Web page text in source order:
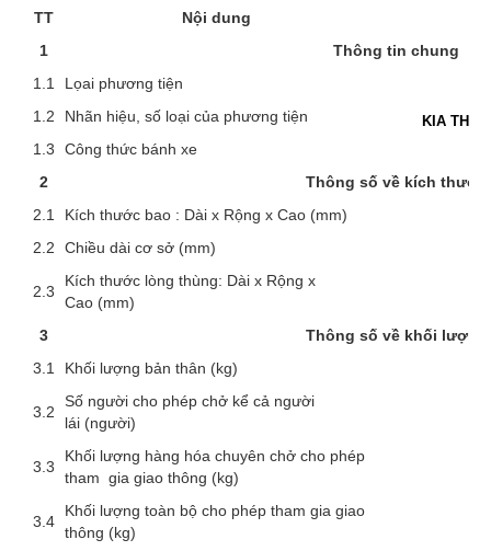
TT
Nội dung
1
Thông tin chung
1.1
Lọai phương tiện
1.2
Nhãn hiệu, số loại của phương tiện KIA
1.3
Công thức bánh xe
2
Thông số về kích thước
2.1
Kích thước bao : Dài x Rộng x Cao (mm)
2.2 Chiều dài cơ sở (mm)
2.3
Kích thước lòng thùng: Dài x Rộng x
Cao (mm)
3 Thông số về khối lượng
3.1
Khối lượng bản thân (kg)
3.2
Số người cho phép chở kể cả người
lái (người)
3.3
Khối lượng hàng hóa chuyên chở cho phép
tham gia giao thông (kg)
3.4
Khối lượng toàn bộ cho phép tham gia giao
thông (kg)